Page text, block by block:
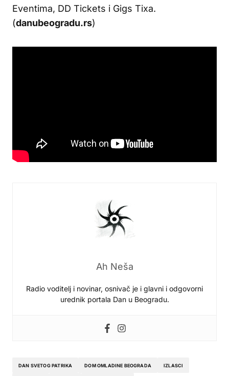
Eventima, DD Tickets i Gigs Tixa.
(danubeogradu.rs)
Ah Neša
Radio voditelj i novinar, osnivač je i glavni i odgovorni
urednik portala Dan u Beogradu.
DAN SVETOG PATRIKA DOM OMLADINE BEOGRADA IZLASCI